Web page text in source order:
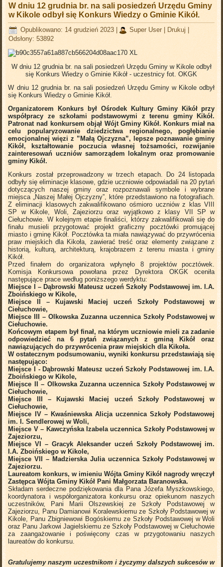
W dniu 12 grudnia br. na sali posiedzeń Urzędu Gminy
w Kikole odbył się Konkurs Wiedzy o Gminie Kikół.
Opublikowano: 14 grudzień 2023 Super User Drukuj
Odsłony: 53892
W dniu 12 grudnia br. na sali posiedzeń Urzędu Gminy w Kikole odbył
się Konkurs Wiedzy o Gminie Kikół - uczestnicy fot. OKGK
W dniu 12 grudnia br. na sali posiedzeń Urzędu Gminy w Kikole odbył
się Konkurs Wiedzy o Gminie Kikół.
Organizatorem Konkurs był Ośrodek Kultury Gminy Kikół przy
współpracy ze szkołami podstawowymi z terenu gminy Kikół.
Patronat nad konkursem objął Wójt Gminy Kikół. Konkurs miał na
celu popularyzowanie dziedzictwa regionalnego, pogłębianie
emocjonalnej więzi z ”Małą Ojczyzna”, lepsze poznawanie gminy
Kikół, kształtowanie poczucia własnej tożsamości, rozwijanie
zainteresowań uczniów samorządem lokalnym oraz promowanie
gminy Kikół.
Konkurs został przeprowadzony w trzech etapach. Do 24 listopada
odbyły się eliminacje klasowe, gdzie uczniowie odpowiadali na 20 pytań
dotyczących naszej gminy oraz rozpoznawali symbole i wybrane
miejsca „Naszej Małej Ojczyzny”, które przedstawiono na fotografiach.
Z eliminacji klasowych zakwalifikowano ośmioro uczniów z klas VIII
SP w Kikole, Woli, Zajeziorzu oraz wyjątkowo z klasy VII SP w
Ciełuchowie. W kolejnym etapie finaliści, którzy zakwalifikowali się do
finału musieli przygotować projekt graficzny pocztówki promującej
miasto i gminę Kikół. Pocztówka ta miała nawiązywać do przywrócenia
praw miejskich dla Kikoła, zawierać treść oraz elementy związane z
historią, kulturą, architekturą, krajobrazem z terenu miasta i gminy
Kikół.
Przed finałem do organizatora wpłynęło 8 projektów pocztówek.
Komisja Konkursowa powołana przez Dyrektora OKGK oceniła
następujące prace według poniższego werdyktu:
Miejsce I – Dąbrowski Mateusz uczeń Szkoły Podstawowej im. I.A.
Zboińskiego w Kikole,
Miejsce II – Kujawski Maciej uczeń Szkoły Podstawowej w
Ciełuchowie,
Miejsce III – Olkowska Zuzanna uczennica Szkoły Podstawowej w
Ciełuchowie.
Końcowym etapem był finał, na którym uczniowie mieli za zadanie
odpowiedzieć na 6 pytań związanych z gminą Kikół oraz
nawiązujących do przywrócenia praw miejskich dla Kikoła.
W ostatecznym podsumowaniu, wyniki konkursu przedstawiają się
następująco:
Miejsce I - Dąbrowski Mateusz uczeń Szkoły Podstawowej im. I.A.
Zboińskiego w Kikole,
Miejsce II – Olkowska Zuzanna uczennica Szkoły Podstawowej w
Ciełuchowie,
Miejsce III – Kujawski Maciej uczeń Szkoły Podstawowej w
Ciełuchowie,
Miejsce IV – Kwaśniewska Alicja uczennica Szkoły Podstawowej
im. I. Sendlerowej w Woli,
Miejsce V – Kawczyńska Izabela uczennica Szkoły Podstawowej w
Zajeziorzu,
Miejsce VI – Gracyk Aleksander uczeń Szkoły Podstawowej im.
I.A. Zboińskiego w Kikole,
Miejsce VII – Madzierska Julia uczennica Szkoły Podstawowej w
Zajeziorzu.
Laureatom konkurs, w imieniu Wójta Gminy Kikół nagrody wręczył
Zastępca Wójta Gminy Kikół Pani Małgorzata Baranowska.
Składam serdeczne podziękowania dla Pana Józefa Myszkowskiego,
koordynatora i współorganizatora konkursu oraz opiekunom naszych
uczestników, Pani Marii Olszewskiej ze Szkoły Podstawowej w
Zajeziorzu, Panu Damianowi Koralewskiemu ze Szkoły Podstawowej w
Kikole, Panu Zbigniewowi Bogóskiemu ze Szkoły Podstawowej w Woli
oraz Panu Jarkowi Jagielskiemu ze Szkoły Podstawowej w Ciełuchowie
za zaangażowanie i poświęcony czas w przygotowaniu naszych
laureatów do konkursu.
Gratulujemy naszym uczestnikom i życzymy dalszych sukcesów w